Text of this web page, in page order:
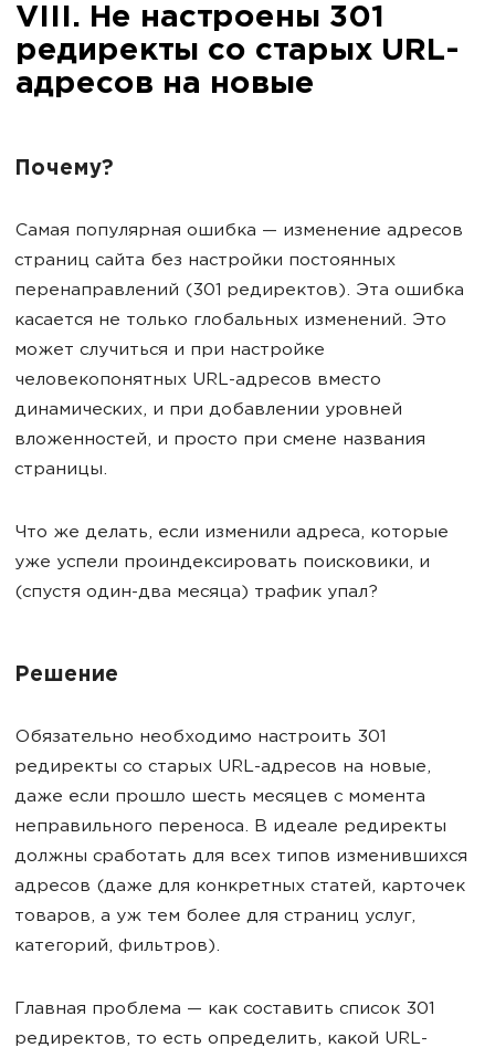
VIII. Не настроены 301
редиректы со старых URL-
адресов на новые
Почему?
Самая популярная ошибка — изменение адресов
страниц сайта без настройки постоянных
перенаправлений (301 редиректов). Эта ошибка
касается не только глобальных изменений. Это
может случиться и при настройке
человекопонятных URL-адресов вместо
динамических, и при добавлении уровней
вложенностей, и просто при смене названия
страницы.
Что же делать, если изменили адреса, которые
уже успели проиндексировать поисковики, и
(спустя один-два месяца) трафик упал?
Решение
Обязательно необходимо настроить 301
редиректы со старых URL-адресов на новые,
даже если прошло шесть месяцев с момента
неправильного переноса. В идеале редиректы
должны сработать для всех типов изменившихся
адресов (даже для конкретных статей, карточек
товаров, а уж тем более для страниц услуг,
категорий, фильтров).
Главная проблема — как составить список 301
редиректов, то есть определить, какой URL-